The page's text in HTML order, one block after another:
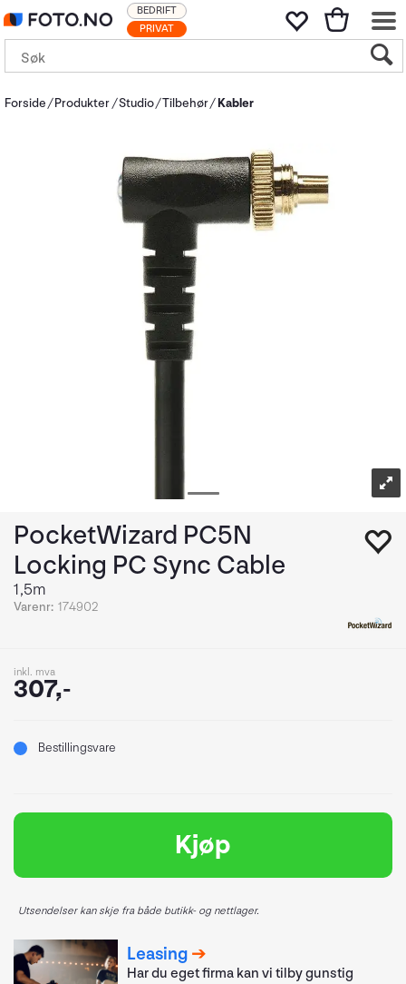
PRIVAT
BEDRIFT
Forside Produkter Studio Tilbehør Kabler
PocketWizard PC5N
Locking PC Sync Cable
1,5m
Varenr: 174902
inkl. mva
307,-
Bestillingsvare
Kjøp
Utsendelser kan skje fra både butikk- og nettlager.
Leasing
Har du eget firma kan vi tilby gunstig